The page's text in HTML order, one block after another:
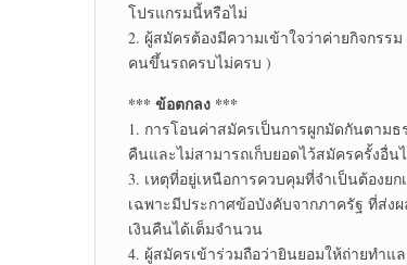
โปรแกรมนี้หรือไม่
2. ผู้สมัครต้องมีความเข้าใจว่าค่ายกิจกรร
คนขึ้นรถครบไม่ครบ )
*** ข้อตกลง ***
1. การโอนค่าสมัครเป็นการผูกมัดกันตาม
คืนและไม่สามารถเก็บยอดไว้สมัครครั้งอื่
3. เหตุที่อยู่เหนือการควบคุมที่จำเป็นต้องย
เฉพาะมีประกาศข้อบังคับจากภาครัฐ ที่ส่ง
เงินคืนได้เต็มจำนวน
4. ผู้สมัครเข้าร่วมถือว่ายินยอมให้ถ่ายทำ